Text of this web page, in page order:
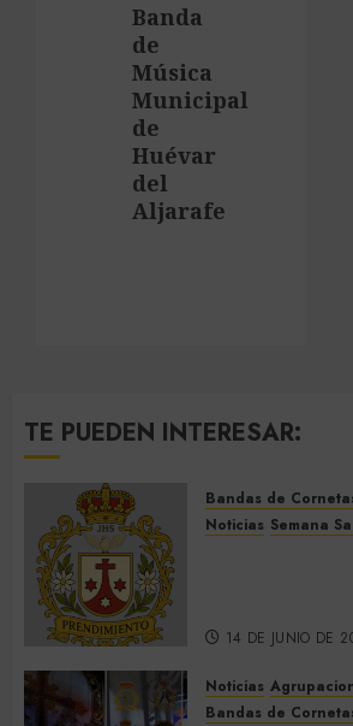
Siguiente
entrada:
Banda
de
Música
Municipal
de
Huévar
del
Aljarafe
TE PUEDEN INTERESAR:
Bandas de
Noticias Semana
14 DE JUNIO DE
Noticias
Bandas de